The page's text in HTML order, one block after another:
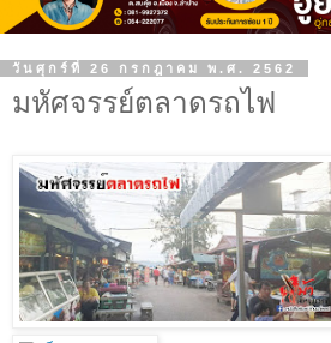
วันศุกร์ที่ 26 กรกฎาคม พ.ศ. 2562
มหัศจรรย์ตลาดรถไฟ